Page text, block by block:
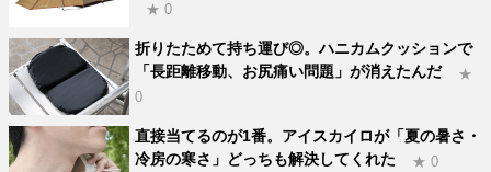
★ 0
折りたためて持ち運び◎。ハニカムクッションで
「長距離移動、お尻痛い問題」が消えたんだ
★
0
直接当てるのが1番。アイスカイロが「夏の暑さ・
冷房の寒さ」どっちも解決してくれた
★ 0